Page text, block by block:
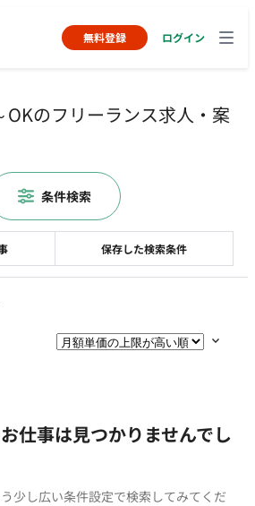
無料登録 ログイン
のフリーランス求人・案
仕事は見つかりませんでし
少し広い条件設定で検索してみてくだ
保存した検索条件
条件検索